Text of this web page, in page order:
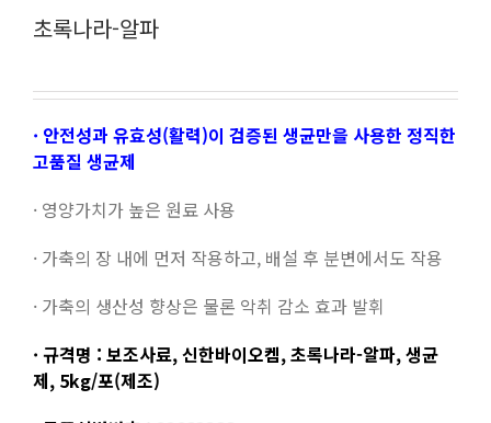
초록나라-알파
· 안전성과 유효성(활력)이 검증된 생균만을 사용한 정직한
고품질 생균제
· 영양가치가 높은 원료 사용
· 가축의 장 내에 먼저 작용하고, 배설 후 분변에서도 작용
· 가축의 생산성 향상은 물론 악취 감소 효과 발휘
· 규격명 : 보조사료, 신한바이오켐, 초록나라-알파, 생균
제, 5kg/포(제조)